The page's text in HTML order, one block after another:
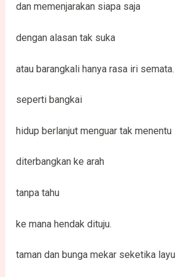
dan memenjarakan siapa saja
dengan alasan tak suka
atau barangkali hanya rasa iri semata.
seperti bangkai
hidup berlanjut menguar tak menentu
diterbangkan ke arah
tanpa tahu
ke mana hendak dituju.
taman dan bunga mekar seketika layu